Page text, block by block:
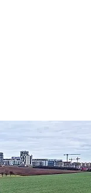
v jihozápadním